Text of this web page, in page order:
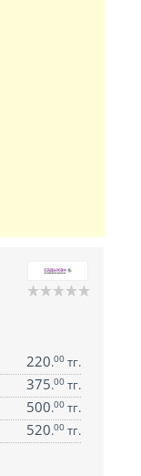
220.00тг.
375.00тг.
500.00тг.
520.00тг.